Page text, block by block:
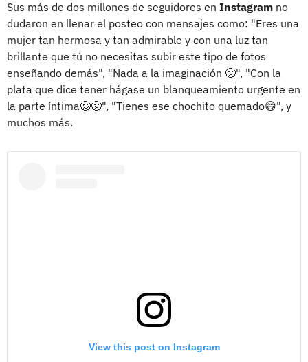
Sus más de dos millones de seguidores en Instagram no
dudaron en llenar el posteo con mensajes como: "Eres una
mujer tan hermosa y tan admirable y con una luz tan
brillante que tú no necesitas subir este tipo de fotos
enseñando demás", "Nada a la imaginación 🙁", "Con la
plata que dice tener hágase un blanqueamiento urgente en
la parte íntima🥴🤢", "Tienes ese chochito quemado😄", y
muchos más.
View this post on Instagram